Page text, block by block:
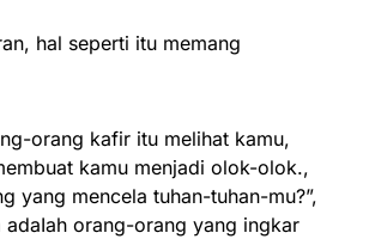
hal seperti itu memang
orang kafir itu melihat kamu,
kamu menjadi olok-olok.,
yang mencela tuhan-tuhan-mu?”,
adaIah orang-orang yang ingkar